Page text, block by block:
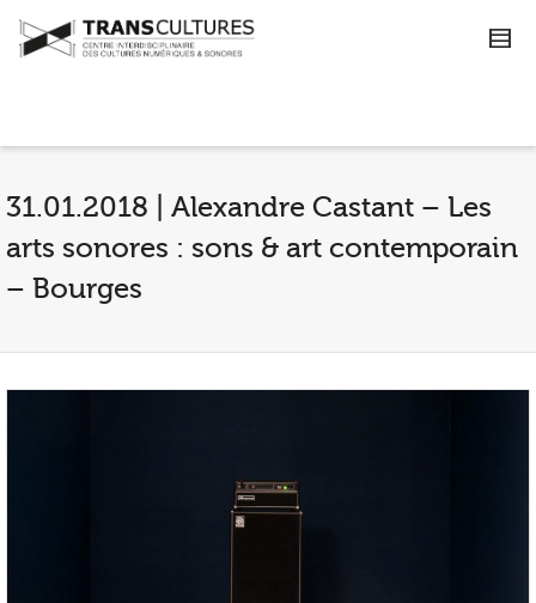
31.01.2018 | Alexandre Castant – Les
arts sonores : sons & art contemporain
– Bourges